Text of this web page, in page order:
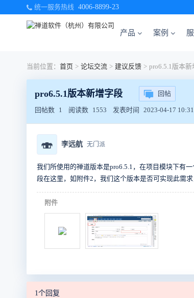
统一服务热线 4006-8899-23
产品 案例
当前位置： 首页 > 论坛交流 > 建议反馈 > pro6.5.1版本新
pro6.5.1版本新增字段 回帖
回帖数 1 阅读数 1553 发表时间 2023-04-17
🍣 李远航 无门派
我们所使用的禅道版本是pro6.5.1，在项目模块下有
段在这里，如附件2，我们这个版本是否可实现此需
附件
1个回复